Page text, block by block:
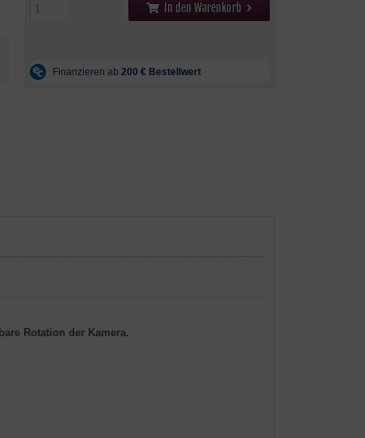
In den Warenkorb
Rotation der Kamera.